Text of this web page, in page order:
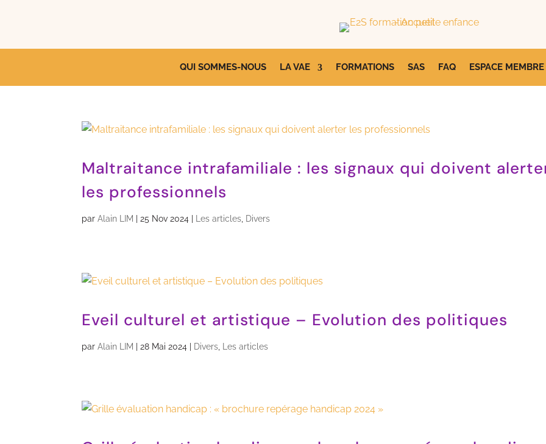
QUI SOMMES-NOUS LA VAE FORMATIONS SAS FAQ ESPACE MEMBRE
Maltraitance intrafamiliale : les signaux qui doivent
les professionnels
parAlain LIM |25 Nov 2024 Les articles Divers
Eveil culturel et artistique – Evolution des politiques
parAlain LIM |28 Mai 2024 Divers Les articles